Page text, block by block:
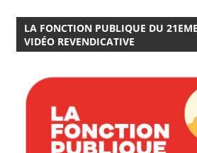
LA FONCTION PUBLIQUE DU
VIDÉO REVENDICATIVE